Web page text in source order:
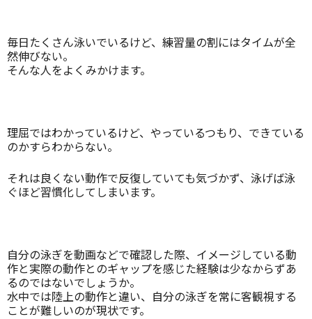
毎日たくさん泳いでいるけど、練習量の割にはタイムが全
然伸びない。
そんな人をよくみかけます。
理屈ではわかっているけど、やっているつもり、できている
のかすらわからない。
それは良くない動作で反復していても気づかず、泳げば泳
ぐほど習慣化してしまいます。
自分の泳ぎを動画などで確認した際、イメージしている動
作と実際の動作とのギャップを感じた経験は少なからずあ
るのではないでしょうか。
水中では陸上の動作と違い、自分の泳ぎを常に客観視する
ことが難しいのが現状です。